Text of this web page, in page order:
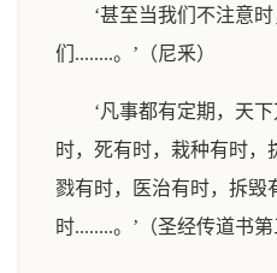
‘甚至当我们不注意
们........。’（尼釆）
‘凡事都有定期，天
时，死有时，栽种有时，
戮有时，医治有时，拆毁
时........。’（圣经传道书第